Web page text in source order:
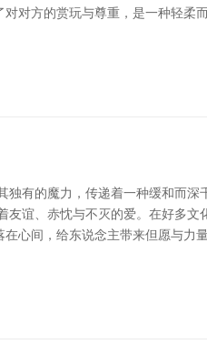
对方的赏玩与尊重，是一种轻
有的魔力，传递着一种缓和而
谊、赤忱与不灭的爱。在好多
心间，给东说念主带来但愿与